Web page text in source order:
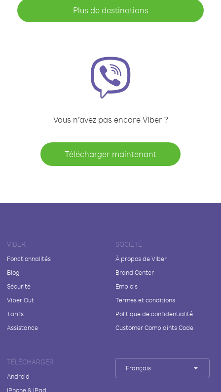
Plus de destinations
Vous n’avez pas encore Viber ?
Télécharger maintenant
VIBER
Fonctionnalités
Blog
Sécurité
Viber Out
Tarifs
Assistance
SOCIÉTÉ
À propos de Viber
Brand Center
Emplois
Termes et conditions
Politique de confidentialité
Customer Complaints Code
TÉLÉCHARGER
Android
iPhone & iPad
Français